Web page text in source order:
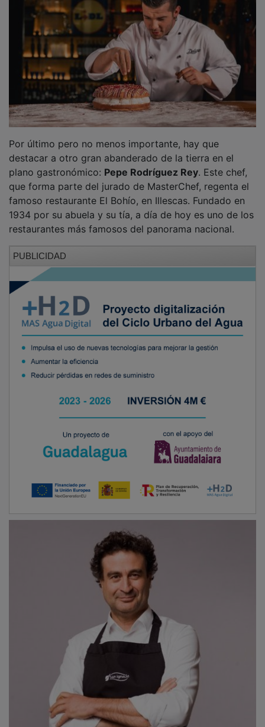
destacar a otro gran abanderado de la tierra en el
plano gastronómico: Pepe Rodríguez Rey. Este chef,
que forma parte del jurado de MasterChef, regenta el
famoso restaurante El Bohío, en Illescas. Fundado en
1934 por su abuela y su tía, a día de hoy es uno de los
restaurantes más famosos del panorama nacional.